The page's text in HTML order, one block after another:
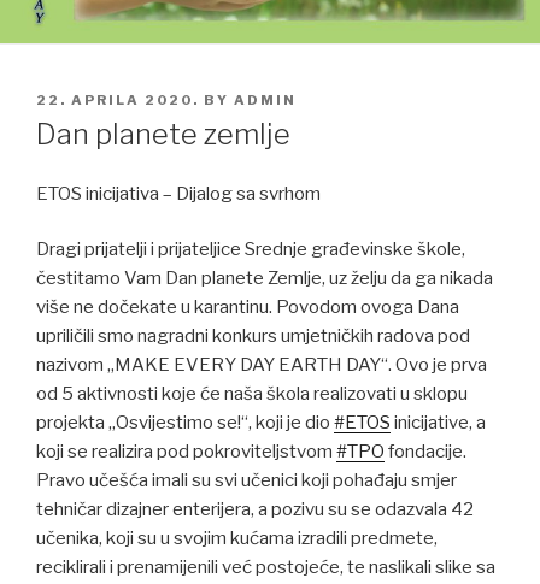
POSTED
ON
22. APRILA 2020. BY ADMIN
Dan planete zemlje
ETOS inicijativa – Dijalog sa svrhom
Dragi prijatelji i prijateljice Srednje građevinske škole,
čestitamo Vam Dan planete Zemlje, uz želju da ga nikada
više ne dočekate u karantinu. Povodom ovoga Dana
upriličili smo nagradni konkurs umjetničkih radova pod
nazivom „MAKE EVERY DAY EARTH DAY“. Ovo je prva
od 5 aktivnosti koje će naša škola realizovati u sklopu
projekta „Osvijestimo se!“, koji je dio #ETOS inicijative, a
koji se realizira pod pokroviteljstvom #TPO fondacije.
Pravo učešća imali su svi učenici koji pohađaju smjer
tehničar dizajner enterijera, a pozivu su se odazvala 42
učenika, koji su u svojim kućama izradili predmete,
reciklirali i prenamijenili već postojeće, te naslikali slike sa